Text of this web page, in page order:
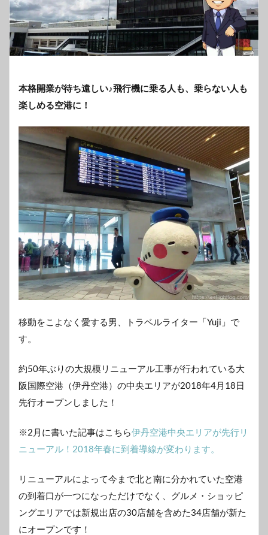
本格開業が待ち遠しい♪飛行機に乗る人も、乗らない人も
楽しめる空港に！
移動をこよなく愛する男、トラベルライター「Yuji」で
す。
約50年ぶりの大規模リニューアル工事が行われている大
阪国際空港（伊丹空港）の中央エリアが2018年4月18日
先行オープンしました！
※2月に書いた記事はこちら伊丹空港中央エリアが先行リ
ニューアル！2018年春に到着導線が変わります。
リニューアルによって今まで北と南に分かれていた空港
の到着口が一つになっただけでなく、グルメ・ショッピ
ングエリアでは新規出店の30店舗を含めた34店舗が新た
にオープンです！